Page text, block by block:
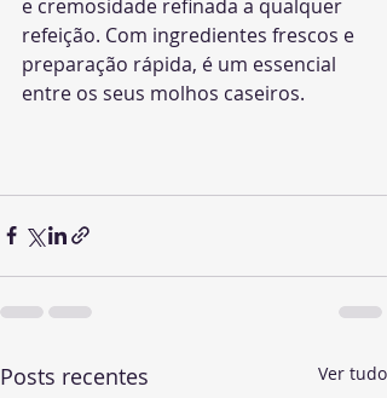
e cremosidade refinada a qualquer
refeição. Com ingredientes frescos e
preparação rápida, é um essencial
entre os seus molhos caseiros.
Posts recentes Ver tudo